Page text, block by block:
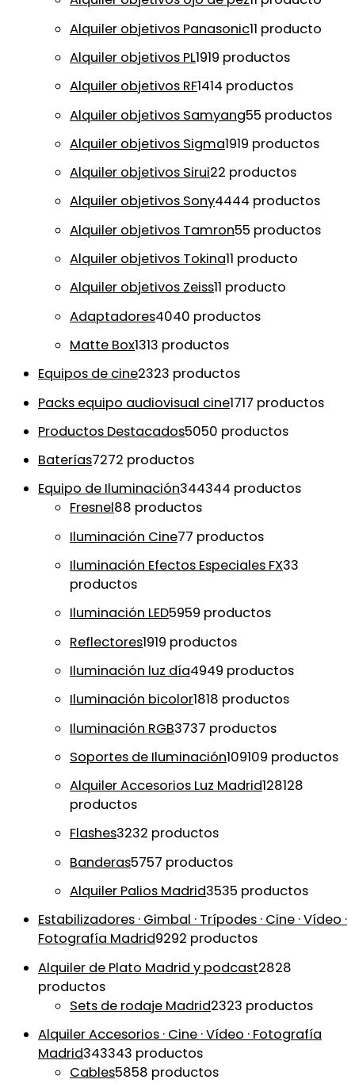
Alquiler objetivos Panasonic11 producto
Alquiler objetivos PL1919 productos
Alquiler objetivos RF1414 productos
Alquiler objetivos Samyang55 productos
Alquiler objetivos Sigma1919 productos
Alquiler objetivos Sirui22 productos
Alquiler objetivos Sony4444 productos
Alquiler objetivos Tamron55 productos
Alquiler objetivos Tokina11 producto
Alquiler objetivos Zeiss11 producto
Adaptadores4040 productos
Matte Box1313 productos
Equipos de cine2323 productos
Packs equipo audiovisual cine1717 productos
Productos Destacados5050 productos
Baterías7272 productos
Equipo de Iluminación344344 productos
Fresnel88 productos
Iluminación Cine77 productos
Iluminación Efectos Especiales FX33
productos
Iluminación LED5959 productos
Reflectores1919 productos
Iluminación luz día4949 productos
Iluminación bicolor1818 productos
Iluminación RGB3737 productos
Soportes de Iluminación109109 productos
Alquiler Accesorios Luz Madrid128128
productos
Flashes3232 productos
Banderas5757 productos
Alquiler Palios Madrid3535 productos
Estabilizadores · Gimbal · Trípodes · Cine · Vídeo ·
Fotografía Madrid9292 productos
Alquiler de Plato Madrid y podcast2828
productos
Sets de rodaje Madrid2323 productos
Alquiler Accesorios · Cine · Vídeo · Fotografía
Madrid343343 productos
Cables5858 productos